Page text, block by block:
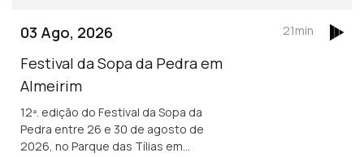
tradição, da devoção e da alegria.
03 Ago, 2026
Festival da Sopa da Pedra em
Almeirim
12ª. edição do Festival da Sopa da
Pedra entre 26 e 30 de agosto de
2026, no Parque das Tílias em
21min